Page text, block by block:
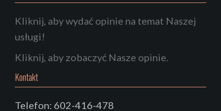
Kliknij, aby wydać opinie na temat Naszej
usługi!
Kliknij, aby zobaczyć Nasze opinie.
Kontakt
Telefon: 602-416-478